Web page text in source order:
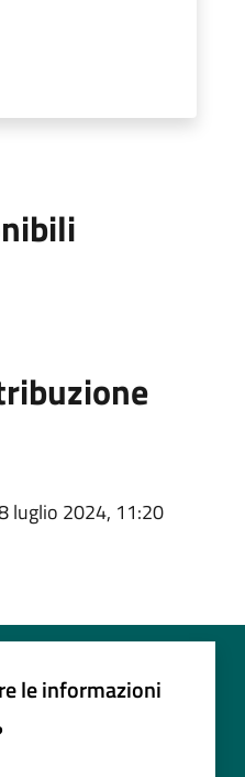
luglio 2024, 11:20
le informazioni